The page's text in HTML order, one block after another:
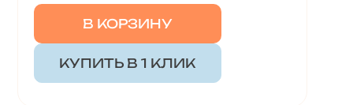
В КОРЗИНУ
КУПИТЬ В 1 КЛИК